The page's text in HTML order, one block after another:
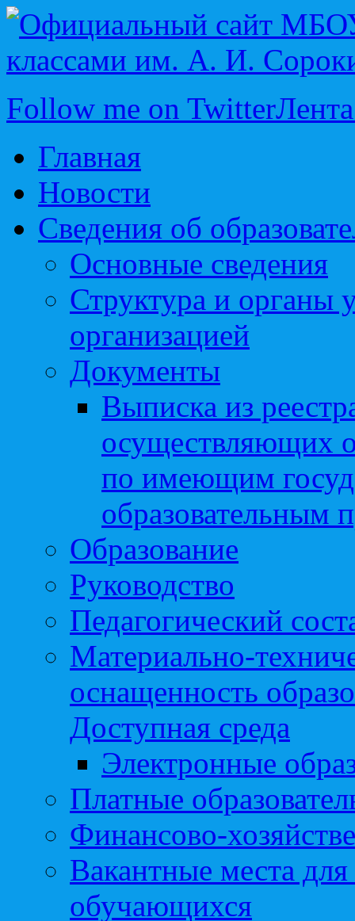
Follow me on Twitter
Главная
Новости
Сведения об
Основные сведения
Структура и органы
организацией
Документы
Выписка из
осуществляющих
по имеющим
образовательным
Образование
Руководство
Педагогический
Материально-
оснащенность
Доступная среда
Электронные
Платные
Финансово-
Вакантные места
обучающихся